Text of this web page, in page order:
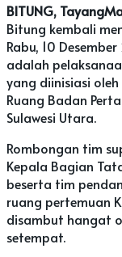
BITUNG,
Bitung kembali
Rabu, 10
adalah
yang diinisiasi
Ruang Badan
Sulawesi Utara.
Rombongan tim
Kepala Bagian
beserta tim
ruang pertemuan
disambut hangat
setempat.